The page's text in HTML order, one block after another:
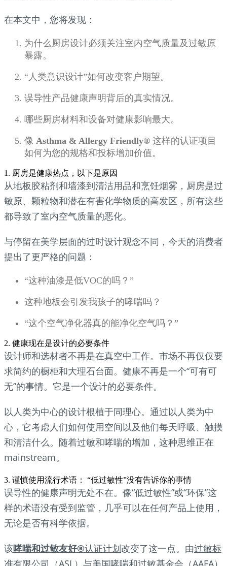
在本文中，您将发现：
为什么厨房设计必须关注室内空气质量及过敏原
暴露。
“人类意识设计”如何改变客户期望。
误导性产品健康声明背后的真实情况。
哪些厨房材料和设备对健康影响最大。
像 Asthma & Allergy Friendly® 这样的认证项目
如何为您的规格和投标增加价值。
1. 厨房是健康热点，以下是原因
从地板胶粘剂和墙漆到清洁用品和烹饪烟雾，厨房是过
敏原、颗粒物和潜在有害化学物质的高发区，所有这些
都导致了室内空气质量的恶化。
与停留在美学层面的过时设计观念不同，今天的消费者
提出了更严格的问题：
“这种油漆是低VOC的吗？”
这种地板会引发我孩子的哮喘吗？
“这个空气净化器真的能净化空气吗？”
2. 健康现在是设计的必要条件
设计师和选材者不再是在真空中工作。市场不再仅仅要
求简约的橱柜和大理石台面。健康不再是一个“可有可
无”的事情。它是一个设计的必要条件。
以人类为中心的设计根植于同理心。通过以人类为中
心，它考虑人们如何使用空间以及他们每天呼吸、触摸
和清洁什么。随着过敏和哮喘的增加，这种思维正在
mainstream。
3. 谨慎使用流行术语： “低过敏性”没有告诉你的事情
误导性的健康声明无处不在。像“低过敏性”或“环保”这
样的术语没有受到监管，几乎可以在任何产品上使用，
无论是否有科学依据。
该哮喘和过敏友好®认证计划改变了这一点。由过敏标
准有限公司（ASL） 与美国哮喘和过敏基金会（AAFA）